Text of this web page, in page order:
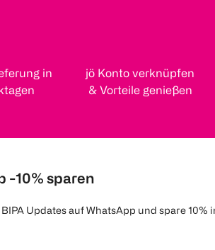
in
jö Konto verknüpfen
& Vorteile genießen
-10% sparen
Updates auf WhatsApp und spare 10%